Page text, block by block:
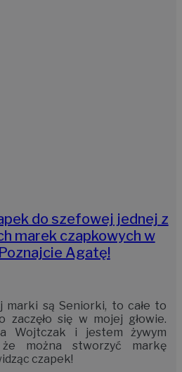
do szefowej jednej z
marek czapkowych w
Agatę!
marki są Seniorki, to całe to
zaczęło się w mojej głowie.
Wojtczak i jestem żywym
można stworzyć markę
czapek!